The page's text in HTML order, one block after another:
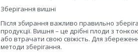
Зберігання вишні
Після збирання важливо правильно
продукції. Вишня – це дрібні плоди з
або втрачати свою свіжість. Для
методи зберігання.